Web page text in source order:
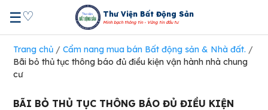
☰♡ Thư Viện Bất Động Sản
Minh bạch thông tin - Vững tin đầu tư
Trang chủ /Cẩm nang mua bán Bất động sản & Nhà đất. /
Bãi bỏ thủ tục thông báo đủ điều kiện vận hành nhà chung
cư
BÃI BỎ THỦ TỤC THÔNG BÁO ĐỦ ĐIỀU KIỆN